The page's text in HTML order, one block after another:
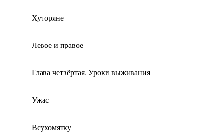
Хуторяне
Левое и правое
Глава четвёртая. Уроки выживания
Ужас
Всухомятку